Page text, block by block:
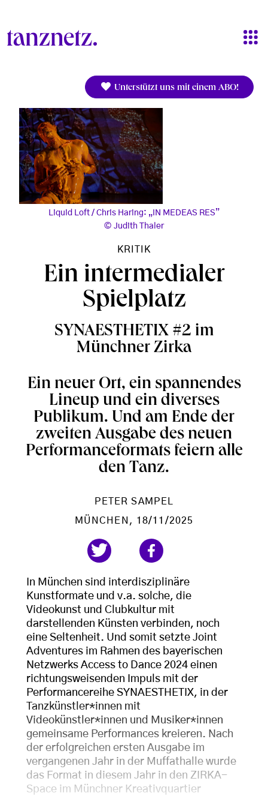
Unterstützt uns mit einem ABO!
Liquid Loft / Chris Haring: „IN MEDEAS RES”
Judith Thaler
KRITIK
Ein intermedialer
Spielplatz
SYNAESTHETIX #2 im
Münchner Zirka
Ein neuer Ort, ein spannendes
Lineup und ein diverses
Publikum. Und am Ende der
zweiten Ausgabe des neuen
Performanceformats feiern alle
den Tanz.
PETER SAMPEL
MÜNCHEN , 18/11/2025
In München sind interdisziplinäre
Kunstformate und v.a. solche, die
Videokunst und Clubkultur mit
darstellenden Künsten verbinden, noch
eine Seltenheit. Und somit setzte Joint
Adventures im Rahmen des bayerischen
Netzwerks Access to Dance 2024 einen
richtungsweisenden Impuls mit der
Performancereihe SYNAESTHETIX, in der
Tanzkünstler*innen mit
Videokünstler*innen und Musiker*innen
gemeinsame Performances kreieren. Nach
der erfolgreichen ersten Ausgabe im
vergangenen Jahr in der Muffathalle wurde
das Format in diesem Jahr in den ZIRKA-
Space im Münchner Kreativquartier